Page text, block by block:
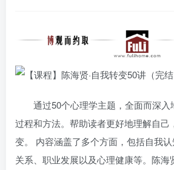
通过50个心理学主题，全面而深
过程和方法。帮助读者更好地理解自己
变。 内容涵盖了多个方面，包括自我
关系、职业发展以及心理健康等。陈海